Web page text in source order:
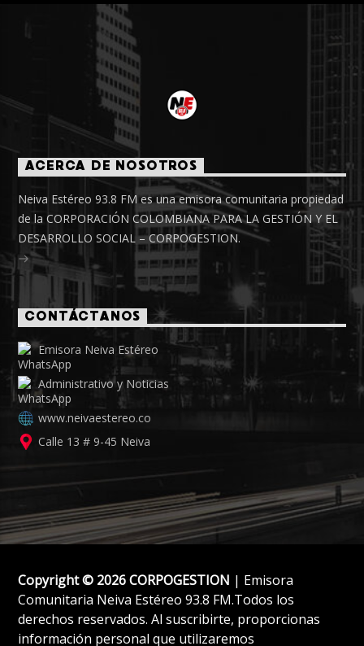
ACERCA DE NOSOTROS
Neiva Estéreo 93.8 FM es una emisora comunitaria propiedad
de la CORPORACIÓN COLOMBIANA PARA LA GESTIÓN Y EL
DESARROLLO SOCIAL – CORPOGESTION.
CONTÁCTANOS
Emisora Neiva Estéreo
Administrativo y Noticias
www.neivaestereo.co
Calle 13 # 9-45 Neiva
Copyright © 2026 CORPOGESTION | Emisora
Comunitaria Neiva Estéreo 93.8 FM.Todos los
derechos reservados. Al suscribirte, proporcionas
información personal que utilizaremos